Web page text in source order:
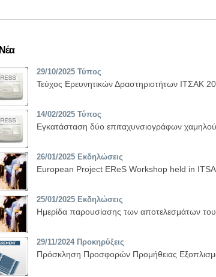
Νέα
29/10/2025 Τύπος
Τεύχος Ερευνητικών Δραστηριοτήτων ΙΤΣΑΚ
14/02/2025 Τύπος
Εγκατάσταση δύο επιταχυνσιογράφων
26/01/2025 Εκδηλώσεις
European Project EReS Workshop held in
25/01/2025 Εκδηλώσεις
Ημερίδα παρουσίασης των αποτελεσμάτων
29/11/2024 Προκηρύξεις
Πρόσκληση Προσφορών Προμήθειας